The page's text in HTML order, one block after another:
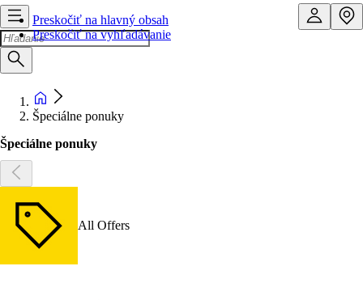
Preskočiť na hlavný obsah
Preskočiť na vyhľadávanie
Špeciálne ponuky
Špeciálne ponuky
All Offers